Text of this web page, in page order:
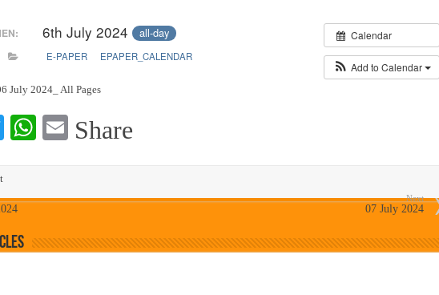
हर घर तिरंगा अभियानासंदर्भात पनवेलमध्ये बैठक
कामोठे येथे समाजोपयोगी वस्तूंच्या वाटपाचा उपक्रम
छत्रपती शिवाजी महाराज महाराजस्व समाधान शिबिरास पनवेलमध्ये उत्स्फूर्त प्रतिसाद
Calendar
Add to Calendar
6th July 2024 all-day
E-PAPER EPAPER_CALENDAR
July 2024_ All Pages
T
r
W
A
E
Share
Next
07 July 2024